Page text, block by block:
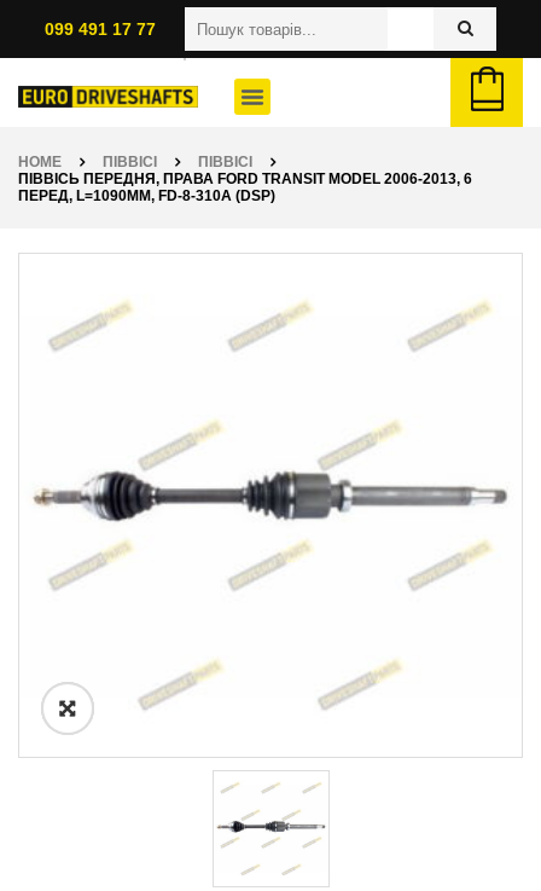
099 491 17 77
HOME ПІВВІСІ
ПІВВІСІ
ПІВВІСЬ ПЕРЕДНЯ, ПРАВА FORD TRANSIT MODEL 2006-2013, 6
ПЕРЕД, L=1090ММ, FD-8-310A (DSP)